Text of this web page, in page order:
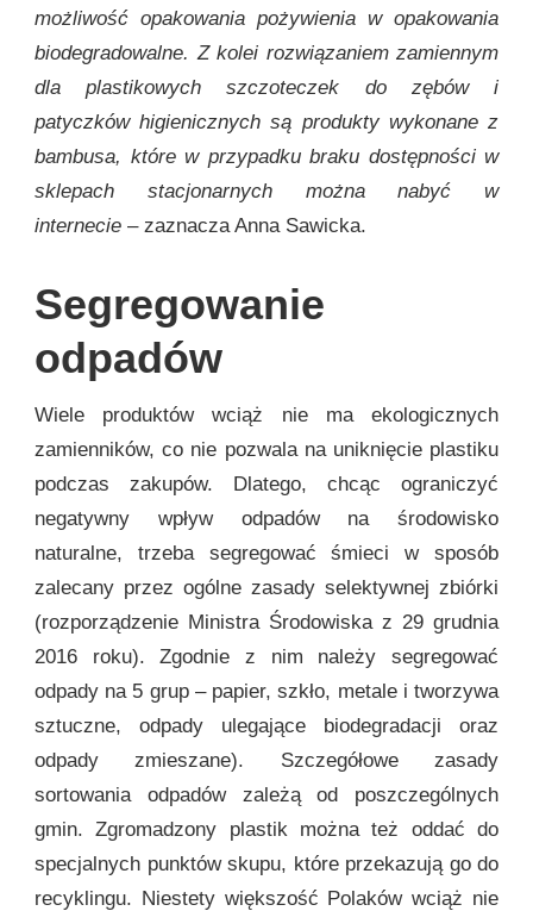
możliwość opakowania pożywienia w opakowania
biodegradowalne. Z kolei rozwiązaniem zamiennym
dla plastikowych szczoteczek do zębów i
patyczków higienicznych są produkty wykonane z
bambusa, które w przypadku braku dostępności w
sklepach stacjonarnych można nabyć w
internecie – zaznacza Anna Sawicka.
Segregowanie
odpadów
Wiele produktów wciąż nie ma ekologicznych
zamienników, co nie pozwala na uniknięcie plastiku
podczas zakupów. Dlatego, chcąc ograniczyć
negatywny wpływ odpadów na środowisko
naturalne, trzeba segregować śmieci w sposób
zalecany przez ogólne zasady selektywnej zbiórki
(rozporządzenie Ministra Środowiska z 29 grudnia
2016 roku). Zgodnie z nim należy segregować
odpady na 5 grup – papier, szkło, metale i tworzywa
sztuczne, odpady ulegające biodegradacji oraz
odpady zmieszane). Szczegółowe zasady
sortowania odpadów zależą od poszczególnych
gmin. Zgromadzony plastik można też oddać do
specjalnych punktów skupu, które przekazują go do
recyklingu. Niestety większość Polaków wciąż nie